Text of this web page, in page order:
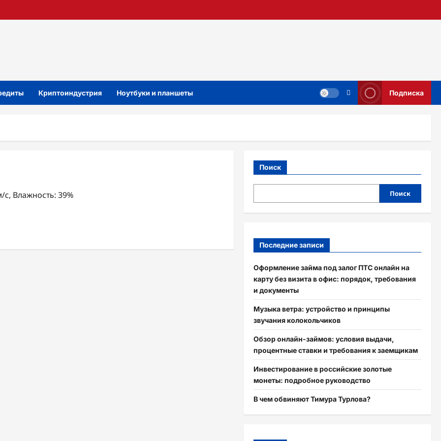
Криптоиндустрия Ноутбуки и планшеты Подписка
с, Влажность: 39%
Поиск
Поиск
Последние записи
Оформление займа под залог ПТС онлайн на
карту без визита в офис: порядок, требования
и документы
Музыка ветра: устройство и принципы
звучания колокольчиков
Обзор онлайн-займов: условия выдачи,
процентные ставки и требования к заемщикам
Инвестирование в российские золотые
монеты: подробное руководство
В чем обвиняют Тимура Турлова?